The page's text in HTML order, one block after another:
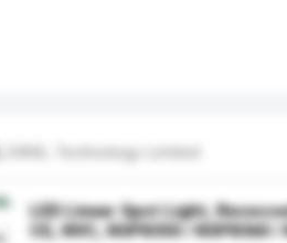
DANL Technology Limited
LED Linear Spot Light,
CE, NVC, NSP8350 / NSP8360